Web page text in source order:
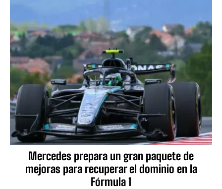
Mercedes prepara un gran paquete de
mejoras para recuperar el dominio en la
Fórmula 1